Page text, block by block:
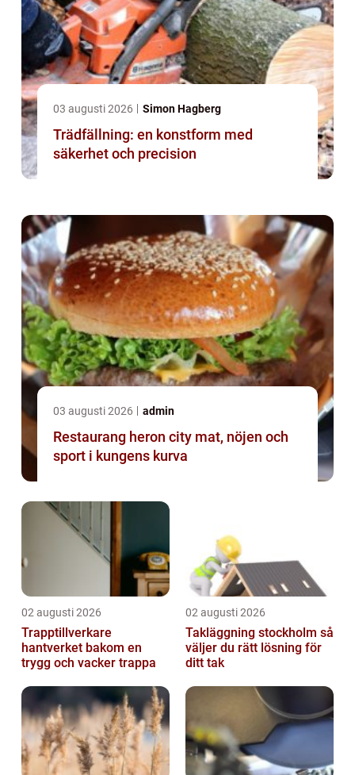
03 augusti 2026 Simon Hagberg
Trädfällning: en konstform med
säkerhet och precision
03 augusti 2026 admin
Restaurang heron city mat, nöjen och
sport i kungens kurva
02 augusti 2026
Trapptillverkare
hantverket bakom en
trygg och vacker trappa
02 augusti 2026
Takläggning stockholm så
väljer du rätt lösning för
ditt tak